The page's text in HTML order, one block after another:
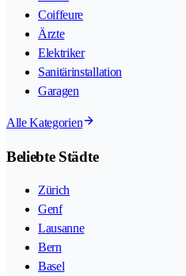
Coiffeure
Ärzte
Elektriker
Sanitärinstallation
Garagen
Alle Kategorien
Beliebte Städte
Zürich
Genf
Lausanne
Bern
Basel